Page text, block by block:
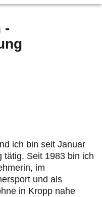
-
ich bin seit Januar
tätig. Seit 1983 bin ich
im
und als
in Kropp nahe